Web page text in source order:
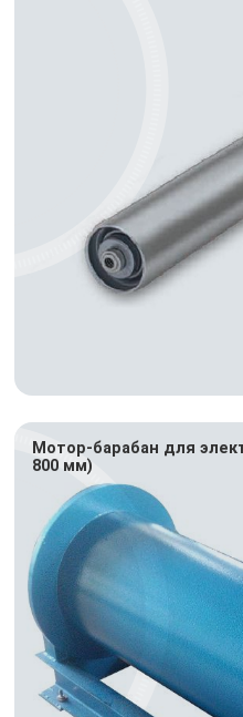
Мотор-барабан для
800 мм)